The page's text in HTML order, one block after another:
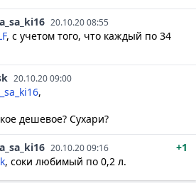
20.10.20 08:55
, с учетом того, что каждый по 34
20.10.20 09:00
,
дешевое? Сухари?
20.10.20 09:16
+1
, соки любимый по 0,2 л.